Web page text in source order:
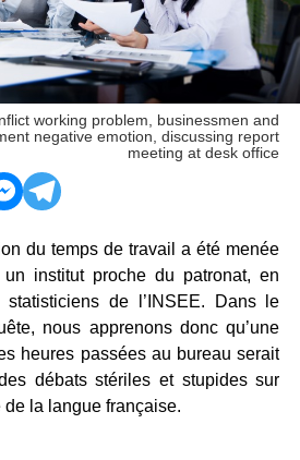
working problem, businessmen and
negative emotion, discussing report
meeting at desk office
du temps de travail a été menée
institut proche du patronat, en
statisticiens de l’INSEE. Dans le
nous apprenons donc qu’une
heures passées au bureau serait
débats stériles et stupides sur
la langue française.